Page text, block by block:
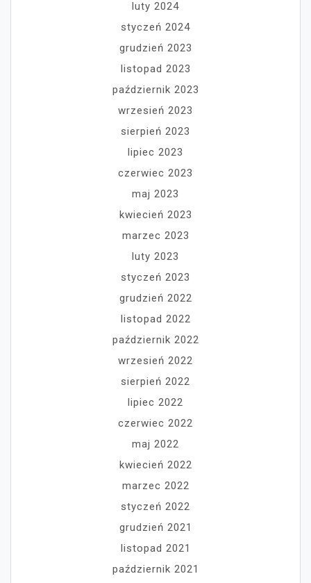
luty 2024
styczeń 2024
grudzień 2023
listopad 2023
październik 2023
wrzesień 2023
sierpień 2023
lipiec 2023
czerwiec 2023
maj 2023
kwiecień 2023
marzec 2023
luty 2023
styczeń 2023
grudzień 2022
listopad 2022
październik 2022
wrzesień 2022
sierpień 2022
lipiec 2022
czerwiec 2022
maj 2022
kwiecień 2022
marzec 2022
styczeń 2022
grudzień 2021
listopad 2021
październik 2021